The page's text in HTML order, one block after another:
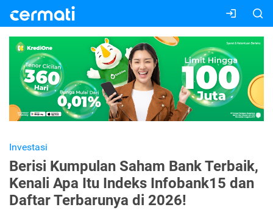
Investasi
Berisi Kumpulan Saham Bank Terbaik,
Kenali Apa Itu Indeks Infobank15 dan
Daftar Terbarunya di 2026!